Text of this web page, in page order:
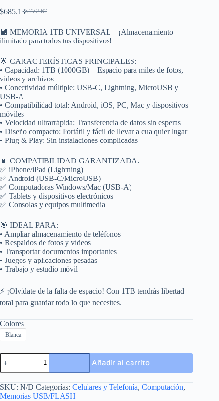
$772.67
El
original
era:
$685.13El
actual
es:
💾 MEMORIA 1TB UNIVERSAL – ¡Almacenamiento
ilimitado para todos tus dispositivos!
🌟 CARACTERÍSTICAS PRINCIPALES:
• Capacidad: 1TB (1000GB) – Espacio para miles de fotos,
videos y archivos
• Conectividad múltiple: USB-C, Lightning, MicroUSB y
USB-A
• Compatibilidad total: Android, iOS, PC, Mac y dispositivos
móviles
• Velocidad ultrarrápida: Transferencia de datos sin esperas
• Diseño compacto: Portátil y fácil de llevar a cualquier lugar
• Plug & Play: Sin instalaciones complicadas
📱 COMPATIBILIDAD GARANTIZADA:
✅ iPhone/iPad (Lightning)
✅ Android (USB-C/MicroUSB)
✅ Computadoras Windows/Mac (USB-A)
✅ Tablets y dispositivos electrónicos
✅ Consolas y equipos multimedia
🎯 IDEAL PARA:
• Ampliar almacenamiento de teléfonos
• Respaldos de fotos y videos
• Transportar documentos importantes
• Juegos y aplicaciones pesadas
• Trabajo y estudio móvil
⚡ ¡Olvídate de la falta de espacio! Con 1TB tendrás libertad
total para guardar todo lo que necesites.
Colores
Blanca
Memoria
1tb
Lightning
Android
Pc
Usb-
Añadir al carrito
SKU: N/D Categorías: Celulares y Telefonía, Computación,
Memorias USB/FLASH